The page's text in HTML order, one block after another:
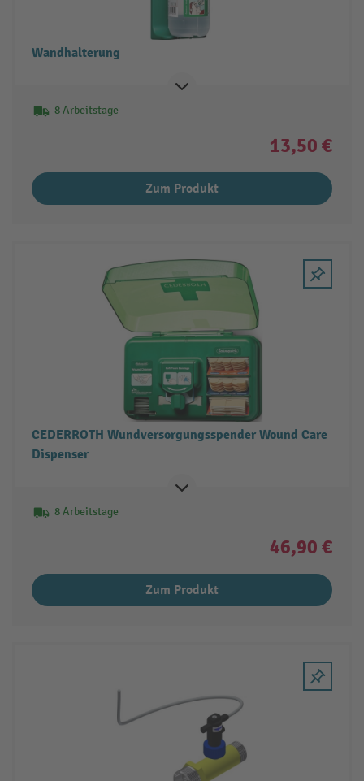
Wandhalterung
8 Arbeitstage
13,50 €
Zum Produkt
CEDERROTH Wundversorgungsspender Wound Care
Dispenser
8 Arbeitstage
46,90 €
Zum Produkt